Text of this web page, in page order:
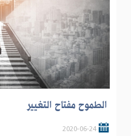
الطموح مفتاح التغيير
2020-06-24